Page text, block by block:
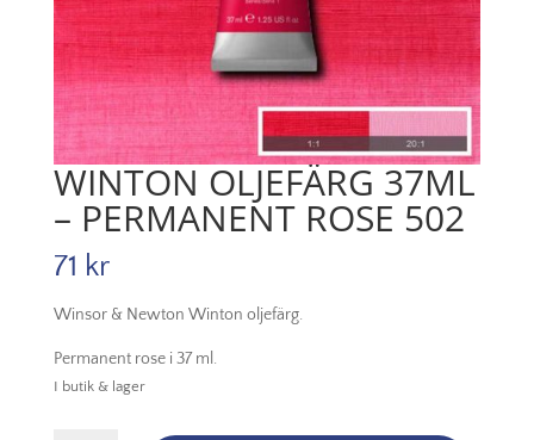
WINTON OLJEFÄRG 37ML
– PERMANENT ROSE 502
71 kr
Winsor & Newton Winton oljefärg.
Permanent rose i 37 ml.
I butik & lager